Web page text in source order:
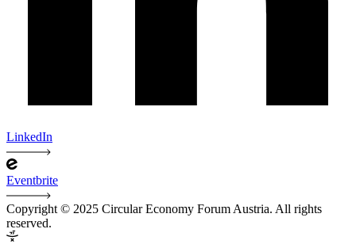
LinkedIn
Eventbrite
Copyright © 2025 Circular Economy Forum Austria. All rights
reserved.